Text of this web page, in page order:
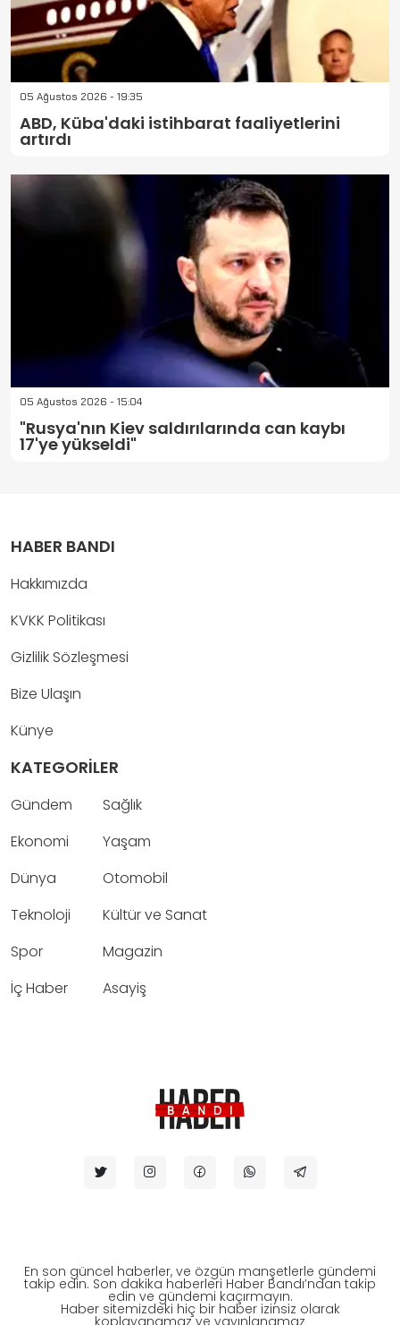
05 Ağustos 2026 - 19:35
ABD, Küba'daki istihbarat faaliyetlerini
artırdı
05 Ağustos 2026 - 15:04
"Rusya'nın Kiev saldırılarında can kaybı
17'ye yükseldi"
HABER BANDI
Hakkımızda
KVKK Politikası
Gizlilik Sözleşmesi
Bize Ulaşın
Künye
KATEGORİLER
Gündem
Ekonomi
Dünya
Teknoloji
Spor
İç Haber
Sağlık
Yaşam
Otomobil
Kültür ve Sanat
Magazin
Asayiş
En son güncel haberler, ve özgün manşetlerle gündemi
takip edin. Son dakika haberleri Haber Bandı’ndan takip
edin ve gündemi kaçırmayın.
Haber sitemizdeki hiç bir haber izinsiz olarak